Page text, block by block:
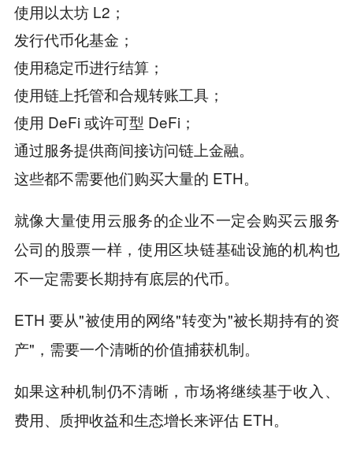
使用以太坊 L2；
发行代币化基金；
使用稳定币进行结算；
使用链上托管和合规转账工具；
使用 DeFi 或许可型 DeFi；
通过服务提供商间接访问链上金融。
这些都不需要他们购买大量的 ETH。
就像大量使用云服务的企业不一定会购买云服务
公司的股票一样，使用区块链基础设施的机构也
不一定需要长期持有底层的代币。
ETH 要从"被使用的网络"转变为"被长期持有的资
产"，需要一个清晰的价值捕获机制。
如果这种机制仍不清晰，市场将继续基于收入、
费用、质押收益和生态增长来评估 ETH。